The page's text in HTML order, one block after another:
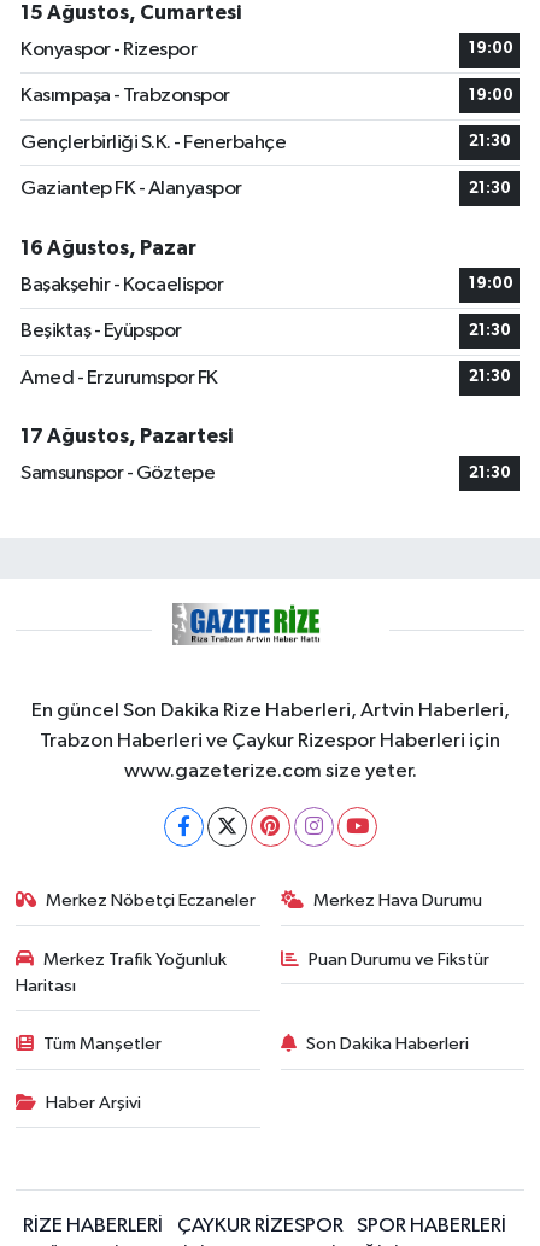
15 Ağustos, Cumartesi
Konyaspor - Rizespor
19:00
Kasımpaşa - Trabzonspor 19:00
Gençlerbirliği S.K. - Fenerbahçe 21:30
Gaziantep FK - Alanyaspor 21:30
16 Ağustos, Pazar
Başakşehir - Kocaelispor
19:00
Beşiktaş - Eyüpspor 21:30
Amed - Erzurumspor FK 21:30
17 Ağustos, Pazartesi
Samsunspor - Göztepe
21:30
En güncel Son Dakika Rize Haberleri, Artvin Haberleri,
Trabzon Haberleri ve Çaykur Rizespor Haberleri için
www.gazeterize.com size yeter.
Merkez Nöbetçi Eczaneler Merkez Hava Durumu
Merkez Trafik Yoğunluk
Haritası
Puan Durumu ve Fikstür
Tüm Manşetler Son Dakika Haberleri
Haber Arşivi
RİZE HABERLERİ ÇAYKUR RİZESPOR SPOR HABERLERİ